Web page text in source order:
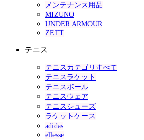
メンテナンス用品
MIZUNO
UNDER ARMOUR
ZETT
テニス
テニスカテゴリすべて
テニスラケット
テニスボール
テニスウェア
テニスシューズ
ラケットケース
adidas
ellesse